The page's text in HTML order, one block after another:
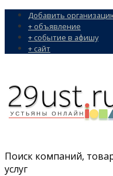
Добавить
+ объявление
+ событие в афишу
+ сайт
Поиск компаний,
услуг